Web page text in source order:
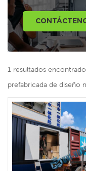
1 resultados
prefabricada de diseño